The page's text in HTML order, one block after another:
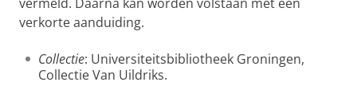
verkorte aanduiding.
Collectie: Universiteitsbibliotheek Groningen,
Collectie Van Uildriks.